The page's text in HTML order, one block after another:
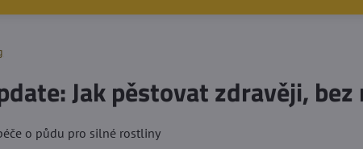
Jak pěstovat zdravěji,
o půdu pro silné rostliny